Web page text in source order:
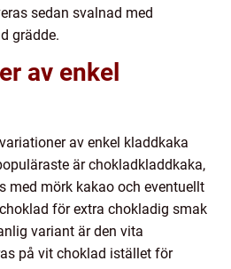
sedan svalnad med
grädde.
av enkel
av enkel kladdkaka
är chokladkladdkaka,
med mörk kakao och eventuellt
för extra chokladig smak
variant är den vita
på vit choklad istället för